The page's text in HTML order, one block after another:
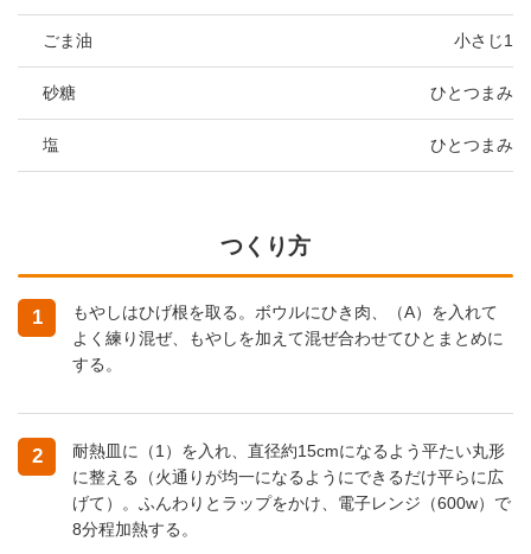
ごま油 小さじ1
砂糖 ひとつまみ
塩 ひとつまみ
つくり方
1
もやしはひげ根を取る。ボウルにひき肉、（A）を入れて
よく練り混ぜ、もやしを加えて混ぜ合わせてひとまとめに
する。
2
耐熱皿に（1）を入れ、直径約15cmになるよう平たい丸形
に整える（火通りが均一になるようにできるだけ平らに広
げて）。ふんわりとラップをかけ、電子レンジ（600w）で
8分程加熱する。